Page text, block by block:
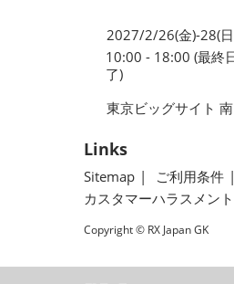
2027/2/26(金)-28(
10:00 - 18:00 (最終
了)
東京ビッグサイト
Links
Sitemap ご利用条件
カスタマーハラスメン
Copyright © RX Japan GK